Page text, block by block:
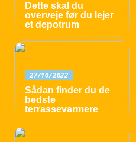
Dette skal du
overveje før du lejer
et depotrum
27/10/2022
Sådan finder du de
bedste
terrassevarmere